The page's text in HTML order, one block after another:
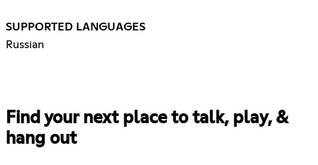
SUPPORTED LANGUAGES
Russian
Find your next place to talk, play, &
hang out